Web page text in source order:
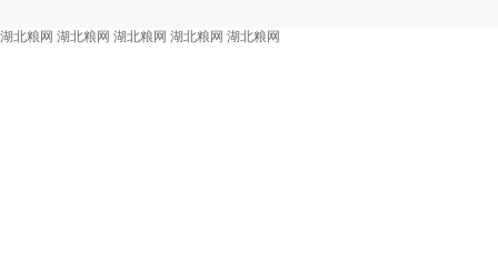
湖北粮网 湖北粮网 湖北粮网 湖北粮网 湖北粮网